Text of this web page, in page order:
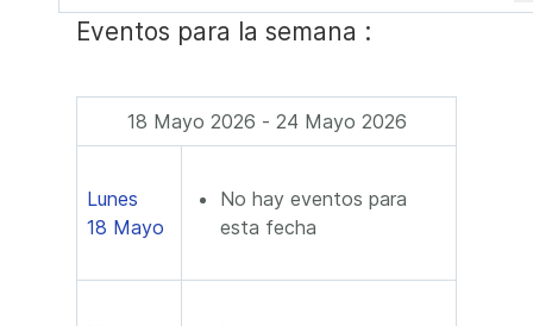
Eventos para la semana :
18 Mayo 2026 - 24 Mayo 2026
Lunes
18 Mayo
No hay eventos para
esta fecha